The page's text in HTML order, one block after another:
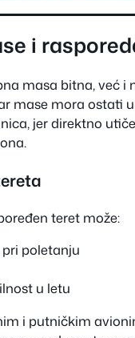
i
masa bitna, već i
mase mora ostati
jer direktno
teret može:
poletanju
u letu
i putničkim